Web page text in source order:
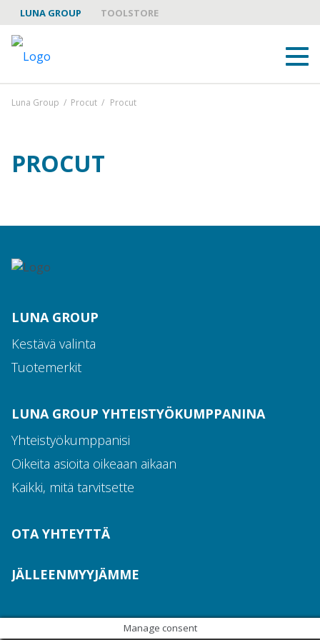
LUNA GROUP TOOLSTORE
Luna Group / Procut / Procut
PROCUT
LUNA GROUP
Kestävä valinta
Tuotemerkit
LUNA GROUP YHTEISTYÖKUMPPANINA
Yhteistyökumppanisi
Oikeita asioita oikeaan aikaan
Kaikki, mitä tarvitsette
OTA YHTEYTTÄ
JÄLLEENMYYJÄMME
Manage consent